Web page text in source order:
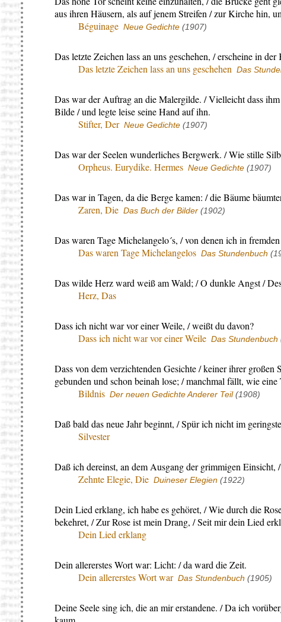
aus ihren Häusern, als auf jenem Streifen / zur Kirche hin,
Béguinage Neue Gedichte (1907)
Das letzte Zeichen lass an uns geschehen, / erscheine in
Das letzte Zeichen lass an uns geschehen Das
Das war der Auftrag an die Malergilde. / Vielleicht dass
Bilde / und legte leise seine Hand auf ihn.
Stifter, Der Neue Gedichte (1907)
Das war der Seelen wunderliches Bergwerk. / Wie stille
Orpheus. Eurydike. Hermes Neue Gedichte (1907)
Das war in Tagen, da die Berge kamen: / die Bäume
Zaren, Die Das Buch der Bilder (1902)
Das waren Tage Michelangelo´s, / von denen ich in
Das waren Tage Michelangelos Das Stundenbuch
Das wilde Herz ward weiß am Wald; / O dunkle Angst /
Herz, Das
Dass ich nicht war vor einer Weile, / weißt du davon?
Dass ich nicht war vor einer Weile Das Stundenbuch
Dass von dem verzichtenden Gesichte / keiner ihrer
gebunden und schon beinah lose; / manchmal fällt, wie
Bildnis Der neuen Gedichte Anderer Teil(1908)
Daß bald das neue Jahr beginnt, / Spür ich nicht im
Silvester
Daß ich dereinst, an dem Ausgang der grimmigen
Zehnte Elegie, Die Duineser Elegien (1922)
Dein Lied erklang, ich habe es gehöret, / Wie durch die
bekehret, / Zur Rose ist mein Drang, / Seit mir dein Lied
Dein Lied erklang
Dein allererstes Wort war: Licht: / da ward die Zeit.
Dein allererstes Wort war Das Stundenbuch (1905)
Deine Seele sing ich, die an mir erstandene. / Da ich